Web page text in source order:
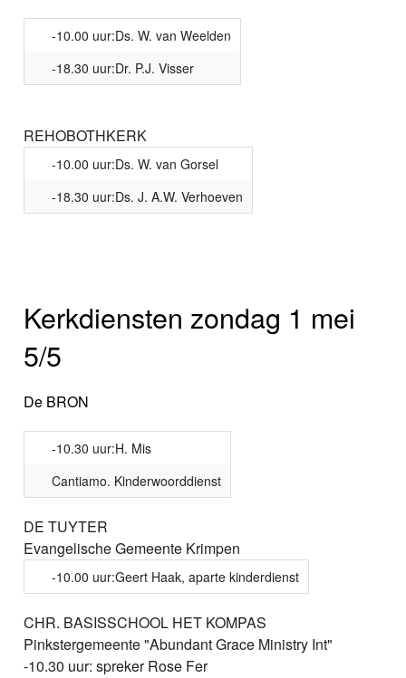
-10.00 uur:Ds. W. van Weelden
-18.30 uur:Dr. P.J. Visser
REHOBOTHKERK
-10.00 uur:Ds. W. van Gorsel
-18.30 uur:Ds. J. A.W. Verhoeven
Kerkdiensten zondag 1 mei
5/5
De BRON
-10.30 uur:H. Mis
Cantiamo. Kinderwoorddienst
DE TUYTER
Evangelische Gemeente Krimpen
-10.00 uur:Geert Haak, aparte kinderdienst
CHR. BASISSCHOOL HET KOMPAS
Pinkstergemeente "Abundant Grace Ministry Int"
-10.30 uur: spreker Rose Fer